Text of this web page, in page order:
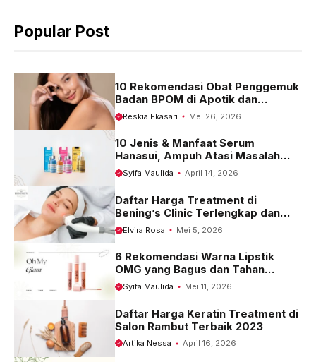
o
A
p
r
m
Popular Post
10 Rekomendasi Obat Penggemuk
Badan BPOM di Apotik dan
Harganya
Reskia Ekasari Mei 26, 2026
10 Jenis & Manfaat Serum
Hanasui, Ampuh Atasi Masalah
Kulit
Syifa Maulida April 14, 2026
Daftar Harga Treatment di
Bening’s Clinic Terlengkap dan
Terbaru 2023
Elvira Rosa Mei 5, 2026
6 Rekomendasi Warna Lipstik
OMG yang Bagus dan Tahan
Seharian
Syifa Maulida Mei 11, 2026
Daftar Harga Keratin Treatment di
Salon Rambut Terbaik 2023
Artika Nessa April 16, 2026